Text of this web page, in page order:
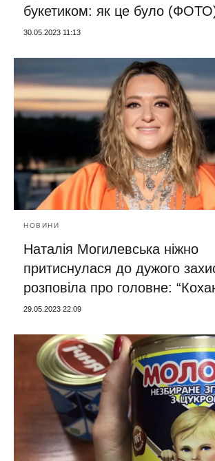
букетиком: як це було
30.05.2023 11:13
НОВИНИ
Наталія Могилевська ніжно
притиснулася до дужого
розповіла про головне:
29.05.2023 22:09